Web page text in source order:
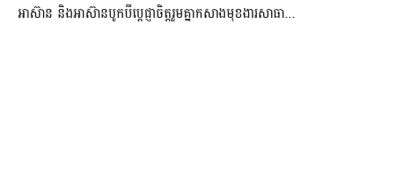
អាស៊ាន និងអាស៊ានបូកបីប្តេជ្ញាចិត្តរួមគ្នាកសាងមុខងារសាធា...